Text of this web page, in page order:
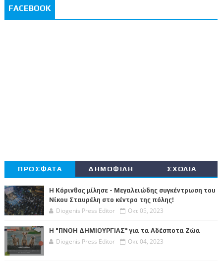
FACEBOOK
ΠΡΟΣΦΑΤΑ ΔΗΜΟΦΙΛΗ ΣΧΟΛΙΑ
Η Κόρινθος μίλησε - Μεγαλειώδης συγκέντρωση του
Νίκου Σταυρέλη στο κέντρο της πόλης!
Diogenis Press Editor Οκτ 05, 2023
Η "ΠΝΟΗ ΔΗΜΙΟΥΡΓΙΑΣ" για τα Αδέσποτα Ζώα
Diogenis Press Editor Οκτ 04, 2023